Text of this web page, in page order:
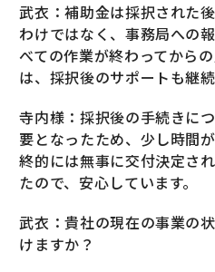
武衣：補助金は採択された
わけではなく、事務局への
べての作業が終わってから
は、採択後のサポートも継
寺内様：採択後の手続きに
要となったため、少し時間
終的には無事に交付決定さ
たので、安心しています。
武衣：貴社の現在の事業の
けますか？